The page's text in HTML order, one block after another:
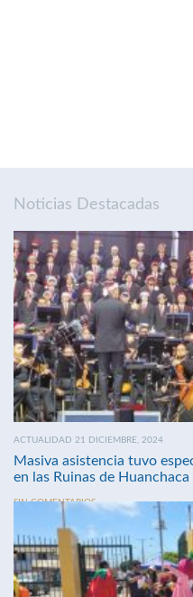
Noticias Destacadas
ACTUALIDAD 21 DICIEMBRE, 2024
Masiva asistencia tuvo
en las Ruinas de Huanchaca
SIN COMENTARIOS